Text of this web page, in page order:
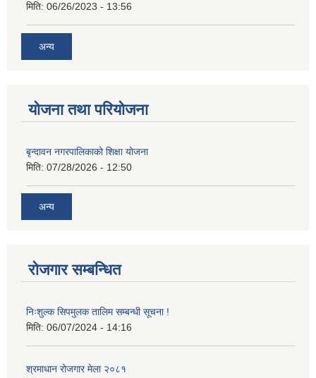
मिति: 06/26/2023 - 13:56
अन्य
योजना तथा परियोजना
बृन्दावन नगरपालिकाको शिक्षा योजना
मिति: 07/28/2026 - 12:50
अन्य
रोजगार सम्बन्धित
निःशुल्क सिपमुलक तालिम सम्बन्धी सूचना !
मिति: 06/07/2024 - 14:16
श्रमाधान रोजगार मेला २०८१